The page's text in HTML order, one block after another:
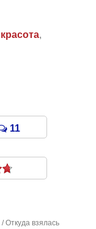
красота,
11
/Откуда взялась